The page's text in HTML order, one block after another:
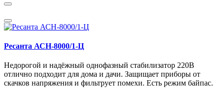
Ресанта АСН-8000/1-Ц
Недорогой и надёжный однофазный стабилизатор 220В
отлично подходит для дома и дачи. Защищает приборы от
скачков напряжения и фильтрует помехи. Есть режим байпас.